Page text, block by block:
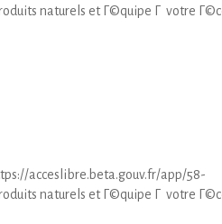
naturels et Г©quipe Г votre
acceslibre.beta.gouv.fr/app/58-
naturels et Г©quipe Г votre